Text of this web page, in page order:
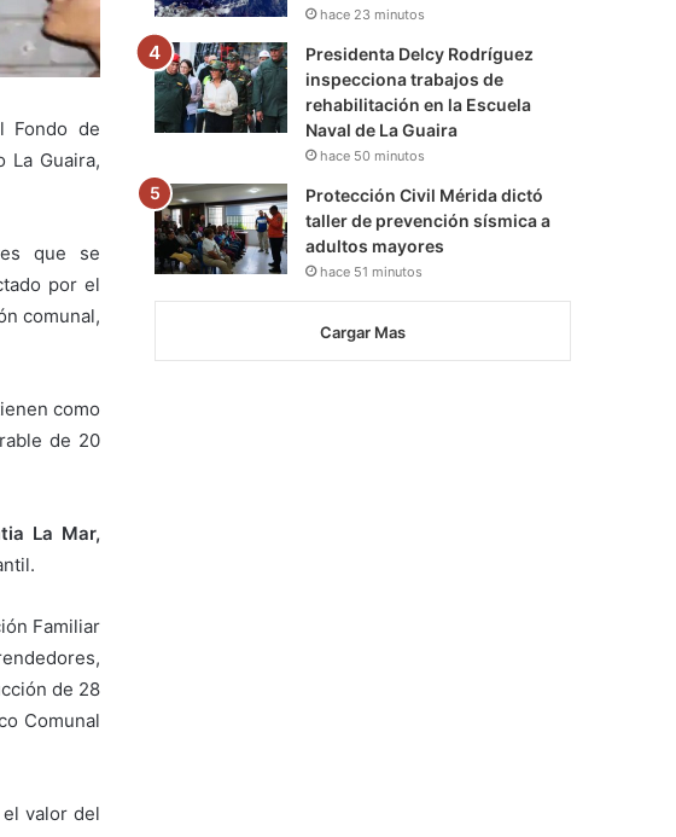
Fondo de
Guaira,
que se
por el
comunal,
como
de 20
La Mar,
Familiar
de 28
Comunal
valor del
hace 23 minutos
Presidenta Delcy Rodríguez
inspecciona trabajos de
rehabilitación en la Escuela
Naval de La Guaira
hace 50 minutos
Protección Civil Mérida dictó
taller de prevención sísmica a
adultos mayores
hace 51 minutos
Cargar Mas